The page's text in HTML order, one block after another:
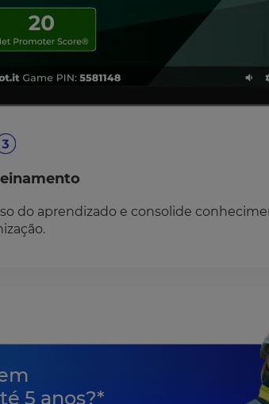
do aprendizado e consolide
5 anos?*